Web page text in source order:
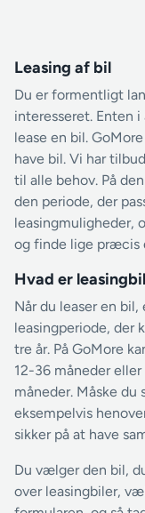
Leasing af bil
Du er formentligt
interesseret. Enten
lease en bil.
have bil. Vi har
til alle behov. På
den periode, der
leasingmuligheder,
og finde lige præcis
Hvad er
Når du leaser en
leasingperiode, der
tre år. På GoMore
12-36 måneder
måneder. Måske du
eksempelvis
sikker på at have
Du vælger den bil,
over leasingbiler,